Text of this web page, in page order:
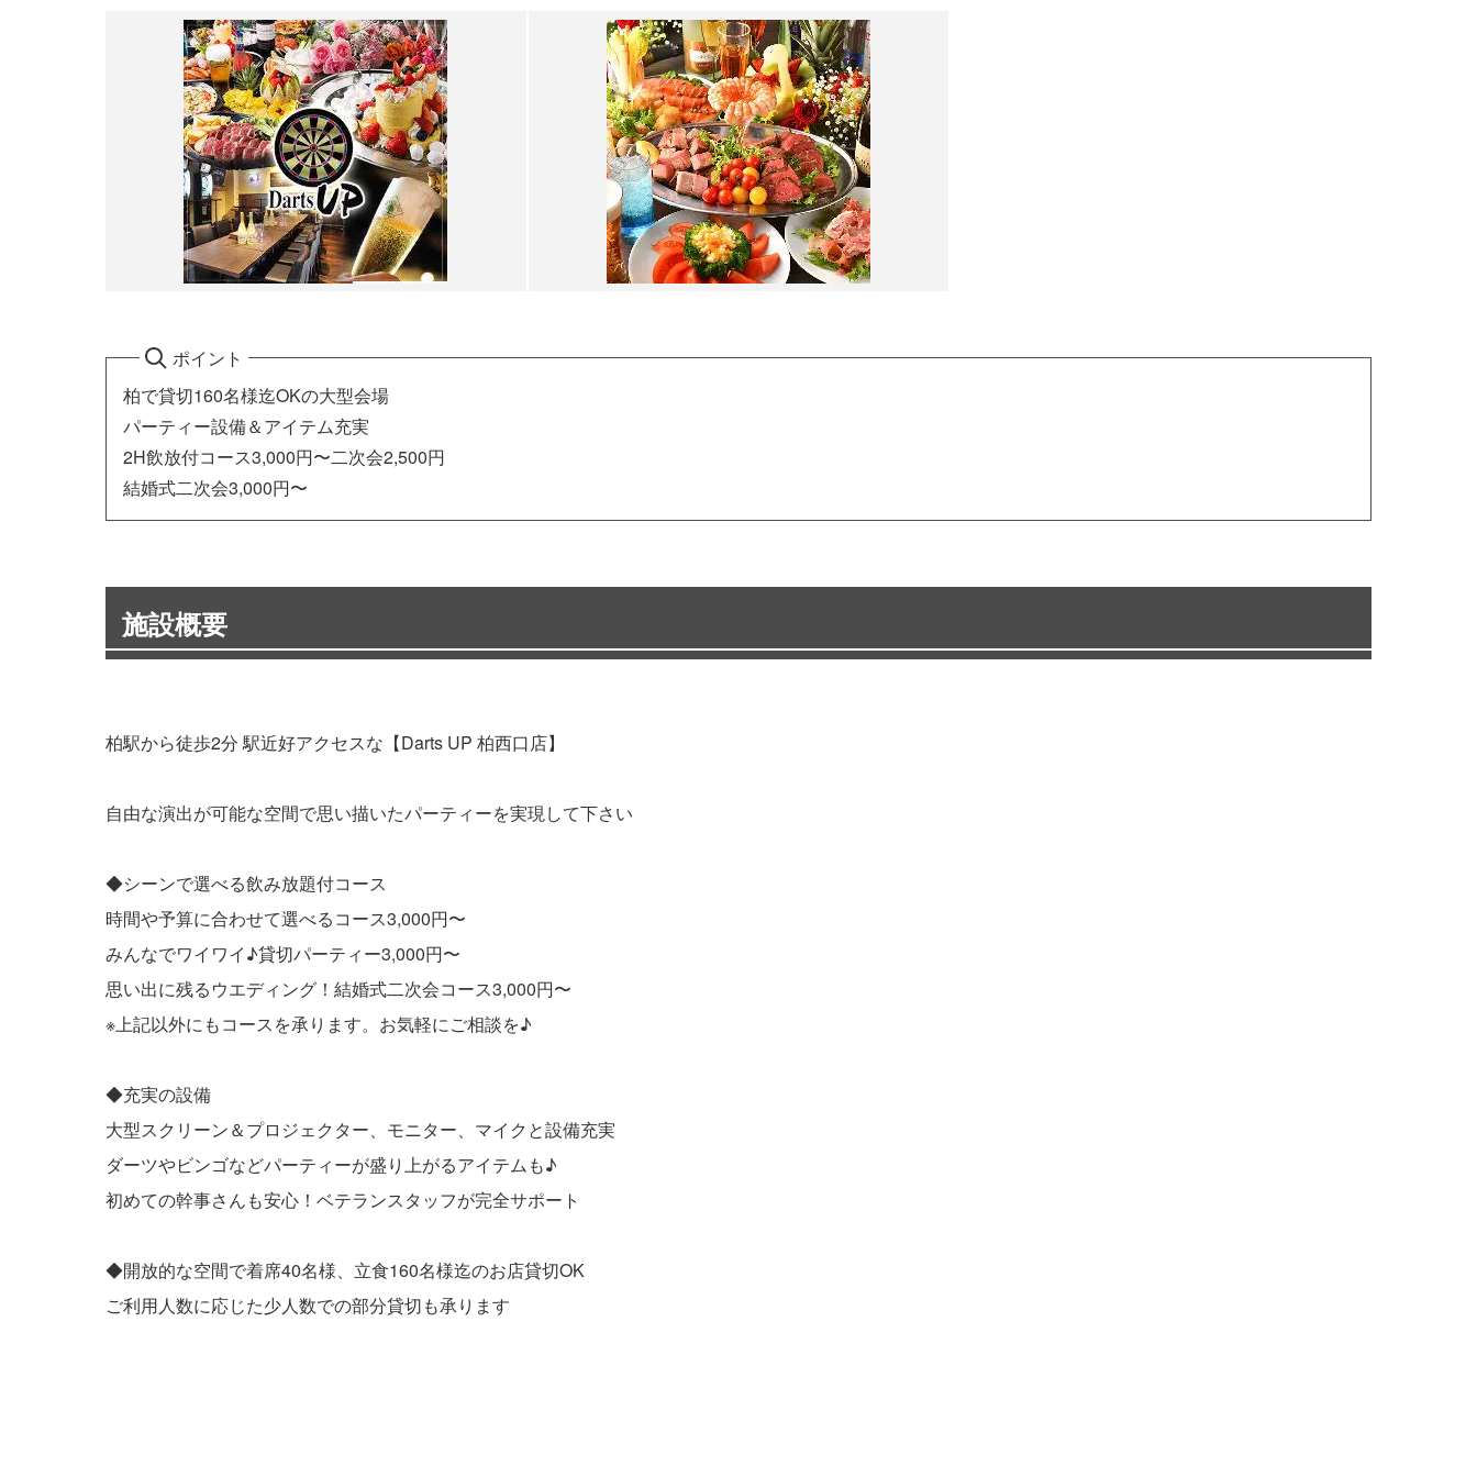
ポイント
柏で貸切160名様迄OKの大型会場
パーティー設備＆アイテム充実
2H飲放付コース3,000円〜二次会2,500円
結婚式二次会3,000円〜
施設概要
柏駅から徒歩2分 駅近好アクセスな【Darts UP 柏西口店】
自由な演出が可能な空間で思い描いたパーティーを実現して下さい
◆シーンで選べる飲み放題付コース
時間や予算に合わせて選べるコース3,000円〜
みんなでワイワイ♪貸切パーティー3,000円〜
思い出に残るウエディング！結婚式二次会コース3,000円〜
※上記以外にもコースを承ります。お気軽にご相談を♪
◆充実の設備
大型スクリーン＆プロジェクター、モニター、マイクと設備充実
ダーツやビンゴなどパーティーが盛り上がるアイテムも♪
初めての幹事さんも安心！ベテランスタッフが完全サポート
◆開放的な空間で着席40名様、立食160名様迄のお店貸切OK
ご利用人数に応じた少人数での部分貸切も承ります